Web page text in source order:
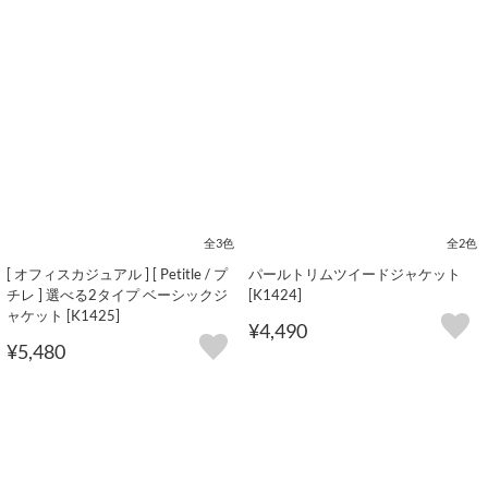
全3色
[ オフィスカジュアル ] [ Petitle / プ
チレ ] 選べる2タイプ ベーシックジ
ャケット [K1425]
¥5,480
全2色
パールトリムツイードジャケット
[K1424]
¥4,490